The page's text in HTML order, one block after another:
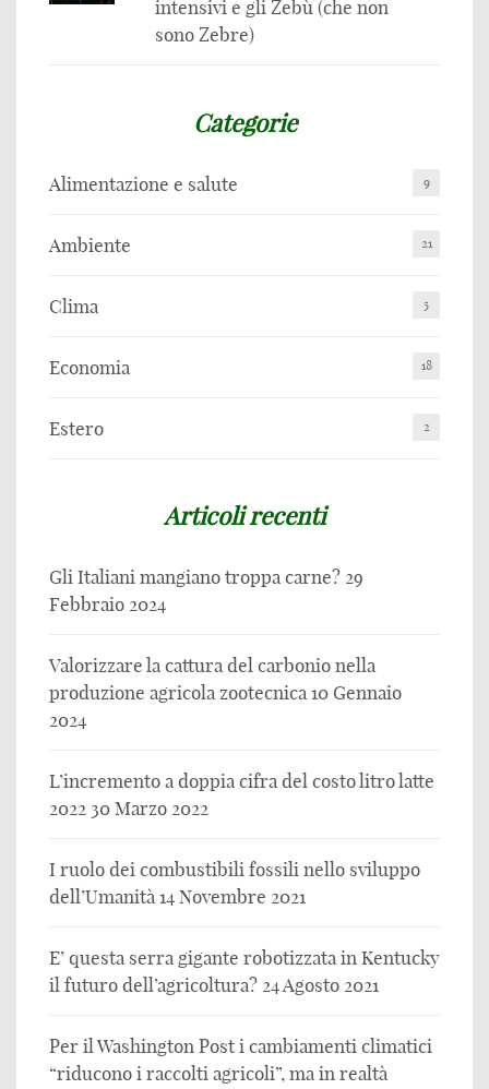
intensivi e gli Zebù (che non
sono Zebre)
Categorie
Alimentazione e salute 9
Ambiente 21
Clima 5
Economia 18
Estero 2
Articoli recenti
Gli Italiani mangiano troppa carne? 29
Febbraio 2024
Valorizzare la cattura del carbonio nella
produzione agricola zootecnica10 Gennaio
2024
L’incremento a doppia cifra del costo litro latte
2022 30 Marzo 2022
I ruolo dei combustibili fossili nello sviluppo
dell’Umanità14 Novembre 2021
E’ questa serra gigante robotizzata in Kentucky
il futuro dell’agricoltura? 24 Agosto 2021
Per il Washington Post i cambiamenti climatici
“riducono i raccolti agricoli”, ma in realtà